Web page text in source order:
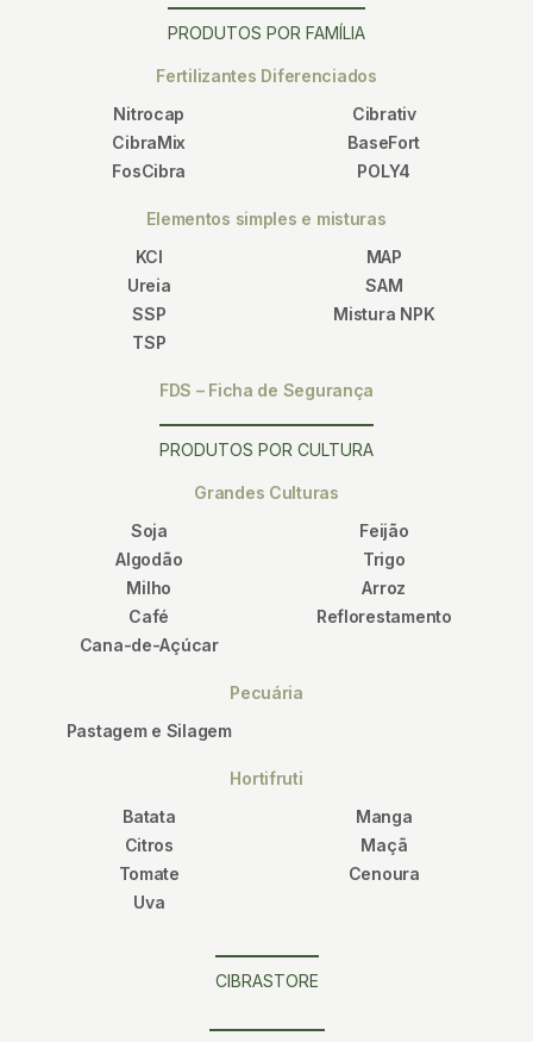
PRODUTOS POR FAMÍLIA
Fertilizantes Diferenciados
Nitrocap
CibraMix
FosCibra
Cibrativ
BaseFort
POLY4
Elementos simples e misturas
KCl
Ureia
SSP
TSP
MAP
SAM
Mistura NPK
FDS – Ficha de Segurança
PRODUTOS POR CULTURA
Grandes Culturas
Soja
Algodão
Milho
Café
Cana-de-Açúcar
Feijão
Trigo
Arroz
Reflorestamento
Pecuária
Pastagem e Silagem
Hortifruti
Batata
Citros
Tomate
Uva
Manga
Maçã
Cenoura
CIBRASTORE